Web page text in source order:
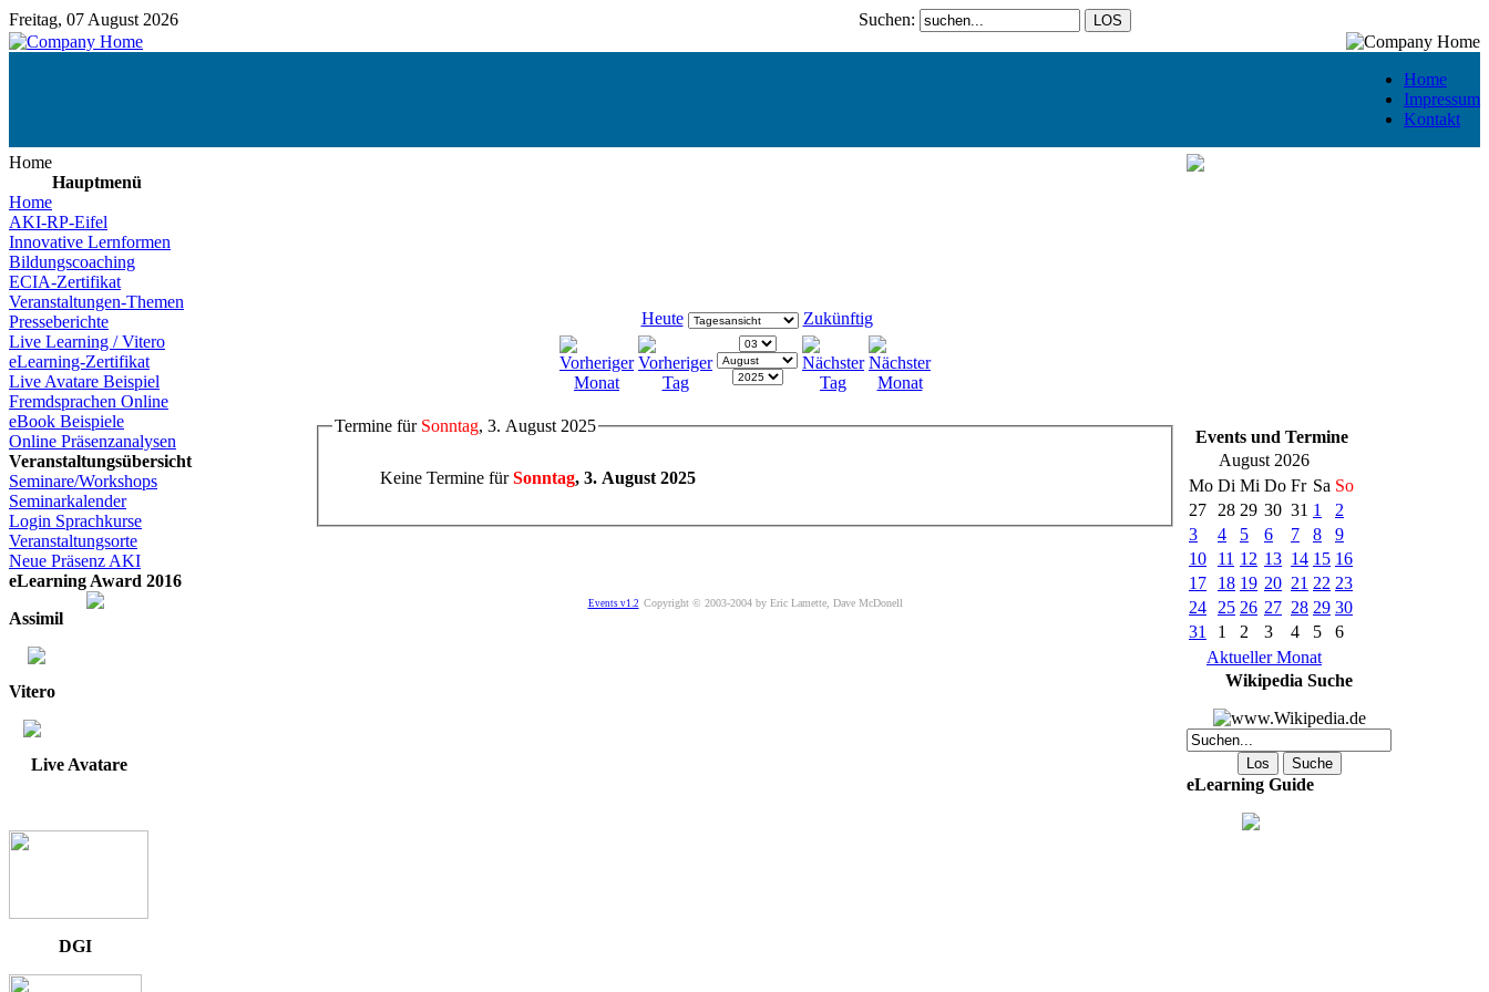
Freitag, 07 August 2026 Suchen:
Home
Impressum
Kontakt
Home
Hauptmenü
Home
AKI-RP-Eifel
Innovative Lernformen
Bildungscoaching
ECIA-Zertifikat
Veranstaltungen-Themen
Presseberichte
Live Learning / Vitero
eLearning-Zertifikat
Live Avatare Beispiel
Fremdsprachen Online
eBook Beispiele
Online Präsenzanalysen
Veranstaltungsübersicht
Seminare/Workshops
Seminarkalender
Login Sprachkurse
Veranstaltungsorte
Neue Präsenz AKI
eLearning Award 2016
Assimil
Vitero
Live Avatare
DGI
Heute Zukünftig
Termine für Sonntag, 3. August 2025
Keine Termine fürSonntag, 3. August 2025
Events v1.2 Copyright © 2003-2004 by Eric Lamette, Dave McDonell
Events und Termine
August 2026
Mo Di Mi Do Fr Sa So
27
28 29 30 31 1
2
3
4 5 6 7 8
9
10
11 12 13 14 15 16
17
18 19 20 21 22 23
24
25 26 27 28 29 30
31
1 2 3 4 5
6
Aktueller Monat
Wikipedia Suche
eLearning Guide